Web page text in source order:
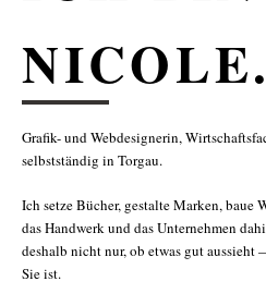
NICOLE.
Grafik- und Webdesignerin,
selbstständig in Torgau.
Ich setze Bücher, gestalte Marken, baue
das Handwerk und das Unternehmen
deshalb nicht nur, ob etwas gut
Sie ist.